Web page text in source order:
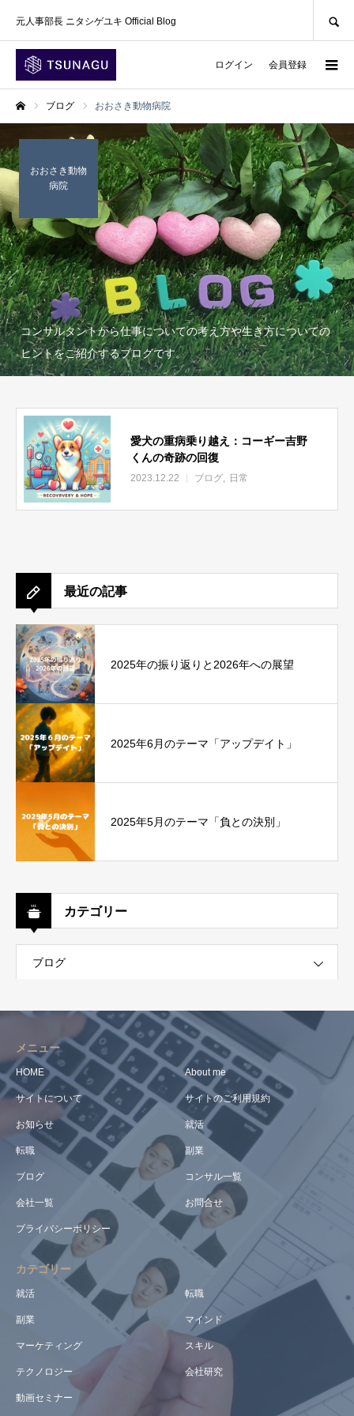
元人事部長 ニタシゲユキ Official Blog
ログイン 会員登録
ブログ おおさき動物病院
おおさき動物
病院
コンサルタントから仕事についての考え方や生き方についての
ヒントをご紹介するブログです。
愛犬の重病乗り越え：コーギー吉野
くんの奇跡の回復
2023.12.22 ブログ 日常
最近の記事
2025年の振り返りと2026年への展望
2025年6月のテーマ「アップデイト」
2025年5月のテーマ「負との決別」
カテゴリー
ブログ
メニュー
HOME About me
サイトについて サイトのご利用規約
お知らせ 就活
転職 副業
ブログ コンサル一覧
会社一覧 お問合せ
プライバシーポリシー
カテゴリー
就活 転職
副業 マインド
マーケティング スキル
テクノロジー 会社研究
動画セミナー